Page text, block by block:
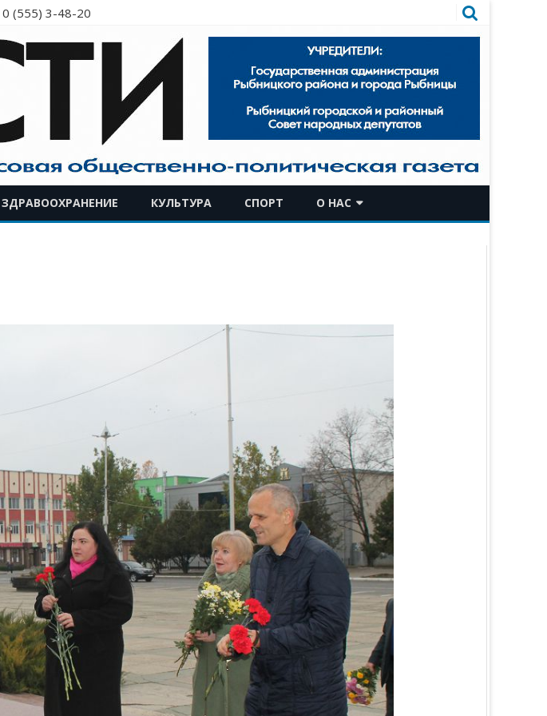
0 (555) 3-48-20
к
содержимому
ЗДРАВООХРАНЕНИЕ КУЛЬТУРА СПОРТ О НАС